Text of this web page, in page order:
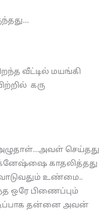
வீட்டில் மயங்கி
கரு
செய்தது
காதலித்தது
உண்மை..
ஒரே பிணைப்பும்
தன்னை அவன்